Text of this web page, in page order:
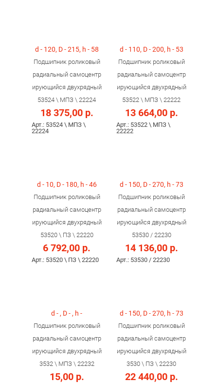
d - 120, D - 215, h - 58
Подшипник роликовый
радиальный самоцентр
ирующийся двухрядный
53524 \ МПЗ \ 22224
18 375,00 р.
Арт.: 53524 \ МПЗ \
22224
d - 110, D - 200, h - 53
Подшипник роликовый
радиальный самоцентр
ирующийся двухрядный
53522 \ МПЗ \ 22222
13 664,00 р.
Арт.: 53522 \ МПЗ \
22222
d - 10, D - 180, h - 46
Подшипник роликовый
радиальный самоцентр
ирующийся двухрядный
53520 \ ПЗ \ 22220
6 792,00 р.
Арт.: 53520 \ ПЗ \ 22220
d - 150, D - 270, h - 73
Подшипник роликовый
радиальный самоцентр
ирующийся двухрядный
53530 / 22230
14 136,00 р.
Арт.: 53530 / 22230
d - , D - , h -
Подшипник роликовый
радиальный самоцентр
ирующийся двухрядный
3532 \ МПЗ \ 22232
15,00 р.
d - 150, D - 270, h - 73
Подшипник роликовый
радиальный самоцентр
ирующийся двухрядный
3530 \ ПЗ \ 22230
22 440,00 р.